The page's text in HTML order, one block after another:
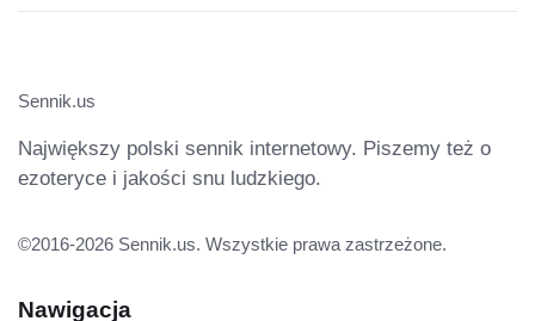
Sennik.us
Największy polski sennik internetowy. Piszemy też o
ezoteryce i jakości snu ludzkiego.
©2016-2026 Sennik.us. Wszystkie prawa zastrzeżone.
Nawigacja